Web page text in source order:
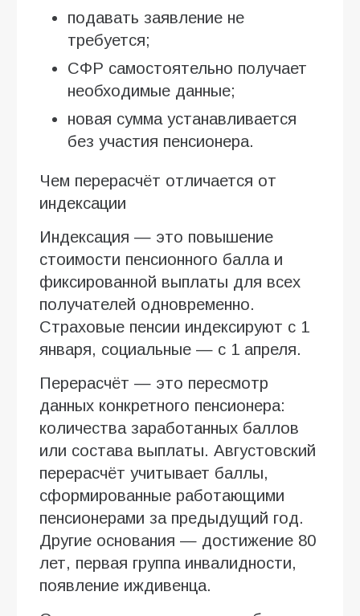
подавать заявление не
требуется;
СФР самостоятельно получает
необходимые данные;
новая сумма устанавливается
без участия пенсионера.
Чем перерасчёт отличается от
индексации
Индексация — это повышение
стоимости пенсионного балла и
фиксированной выплаты для всех
получателей одновременно.
Страховые пенсии индексируют с 1
января, социальные — с 1 апреля.
Перерасчёт — это пересмотр
данных конкретного пенсионера:
количества заработанных баллов
или состава выплаты. Августовский
перерасчёт учитывает баллы,
сформированные работающими
пенсионерами за предыдущий год.
Другие основания — достижение 80
лет, первая группа инвалидности,
появление иждивенца.